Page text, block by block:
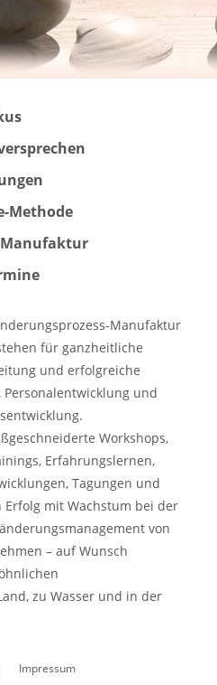
Methode
Manufaktur
Manufaktur
für ganzheitliche
und erfolgreiche
und
Workshops,
Erfahrungslernen,
Tagungen und
Erfolg mit Wachstum bei der
von
– auf Wunsch
zu Wasser und in der
Impressum